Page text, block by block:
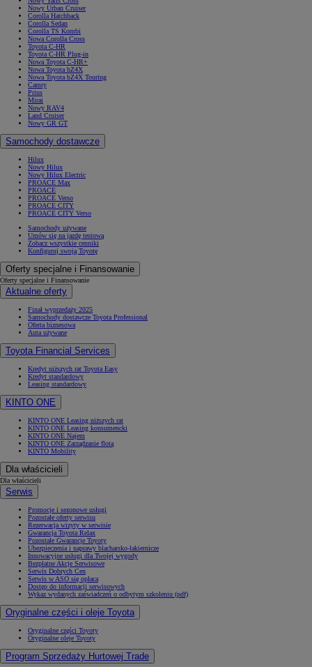
Nowy Urban Cruiser
Corolla Hatchback
Corolla Sedan
Corolla TS Kombi
Nowa Corolla Cross
Toyota C-HR
Toyota C-HR Plug-in
Nowa Toyota C-HR+
Nowa Toyota bZ4X
Nowa Toyota bZ4X Touring
Camry
Prius
Mirai
Nowy RAV4
Land Cruiser
Nowy GR GT
Samochody dostawcze
Hilux
Nowy Hilux
Nowy Hilux Electric
PROACE Max
PROACE
PROACE Verso
PROACE CITY
PROACE CITY Verso
Samochody używane
Umów się na jazdę testową
Zobacz wszystkie cenniki
Konfiguruj swoją Toyotę
Oferty specjalne i Finansowanie
Oferty specjalne i Finansowanie
Aktualne oferty
Finał wyprzedaży 2025
Samochody dostawcze Toyota Professional
Oferta biznesowa
Auta używane
Toyota Financial Services
Kredyt niższych rat Toyota Easy
Kredyt standardowy
Leasing standardowy
KINTO ONE
KINTO ONE Leasing niższych rat
KINTO ONE Leasing konsumencki
KINTO ONE Najem
KINTO ONE Zarządzanie flotą
KINTO Mobility
Dla właścicieli
Dla właścicieli
Serwis
Promocje i sezonowe usługi
Pozostałe oferty serwisu
Rezerwacja wizyty w serwisie
Gwarancja Toyota Relax
Pozostałe Gwarancje Toyoty
Ubezpieczenia i naprawy blacharsko-lakiernicze
Innowacyjne usługi dla Twojej wygody
Bezpłatne Akcje Serwisowe
Serwis Dobrych Cen
Serwis w ASO się opłaca
Dostęp do informacji serwisowych
Wykaz wydanych zaświadczeń o odbytym szkoleniu (pdf)
Oryginalne części i oleje Toyota
Oryginalne części Toyoty
Oryginalne oleje Toyoty
Program Sprzedaży Hurtowej Trade